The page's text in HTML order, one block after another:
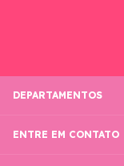
DEPARTAMENTOS
ENTRE EM CONTATO